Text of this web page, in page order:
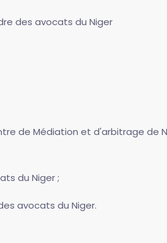
des avocats du Niger
de Médiation et d'arbitrage de
du Niger ;
avocats du Niger.